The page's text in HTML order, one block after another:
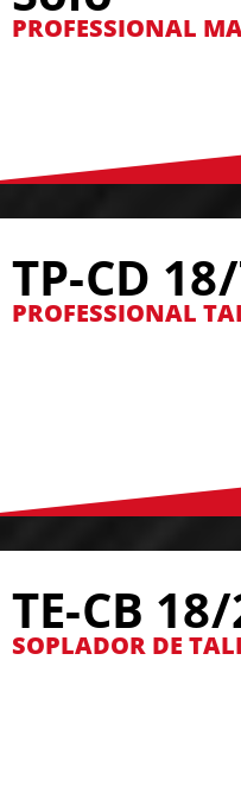
PROFESSIONAL
TP-CD
PROFESSIONAL
TE-CB
SOPLADOR DE